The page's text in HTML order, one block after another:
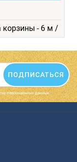
- 6 м /
ПОДПИСАТЬСЯ
персональных данных.